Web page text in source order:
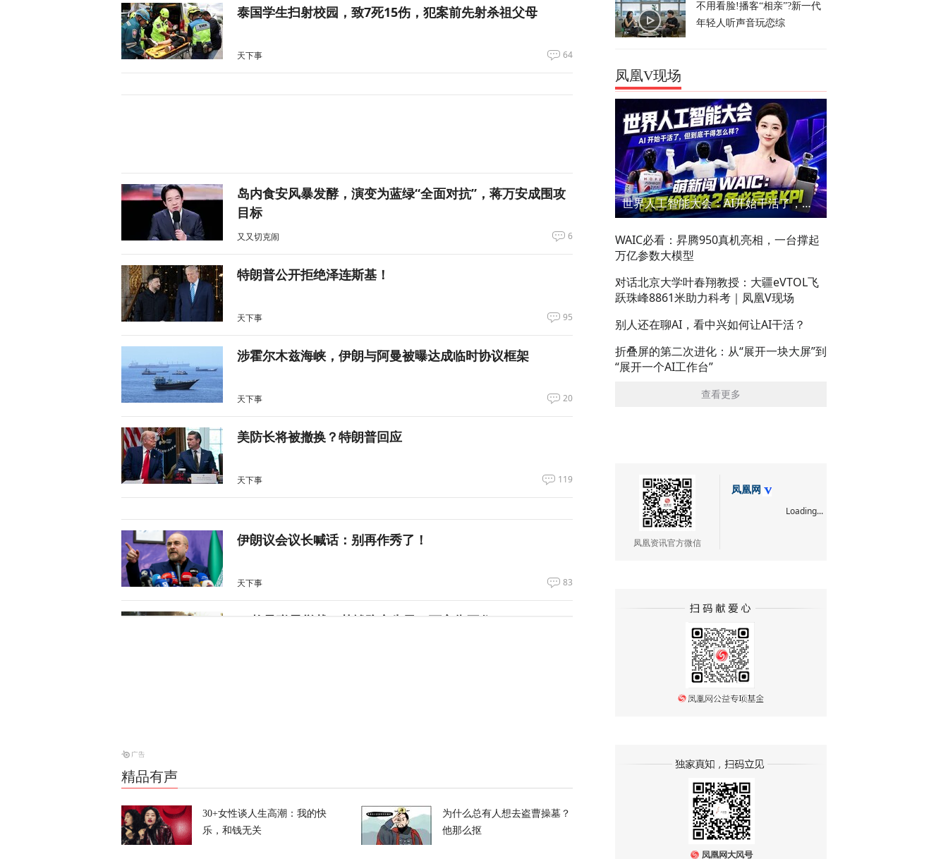
泰国学生扫射校园，致7死15伤，犯案前先射杀祖父母
天下事 64
岛内食安风暴发酵，演变为蓝绿“全面对抗”，蒋万安成围攻
目标
又又切克闹 6
特朗普公开拒绝泽连斯基！
天下事 95
涉霍尔木兹海峡，伊朗与阿曼被曝达成临时协议框架
天下事 20
美防长将被撤换？特朗普回应
天下事 119
伊朗议会议长喊话：别再作秀了！
天下事 83
28枚导弹零拦截！基辅防空失灵，西方靠不住了
天下事
精品有声
30+女性谈人生高潮：我的快
乐，和钱无关
为什么总有人想去盗曹操墓？
他那么抠
不用看脸!播客“相亲”?新一代
年轻人听声音玩恋综
凤凰V现场
世界人工智能大会：AI开始干活了，但到底干的怎么样？萌新闯WAIC
WAIC必看：昇腾950真机亮相，一台撑起
万亿参数大模型
对话北京大学叶春翔教授：大疆eVTOL飞
跃珠峰8861米助力科考｜凤凰V现场
别人还在聊AI，看中兴如何让AI干活？
折叠屏的第二次进化：从“展开一块大屏”到
“展开一个AI工作台”
查看更多
凤凰资讯官方微信
凤凰网
Loading...